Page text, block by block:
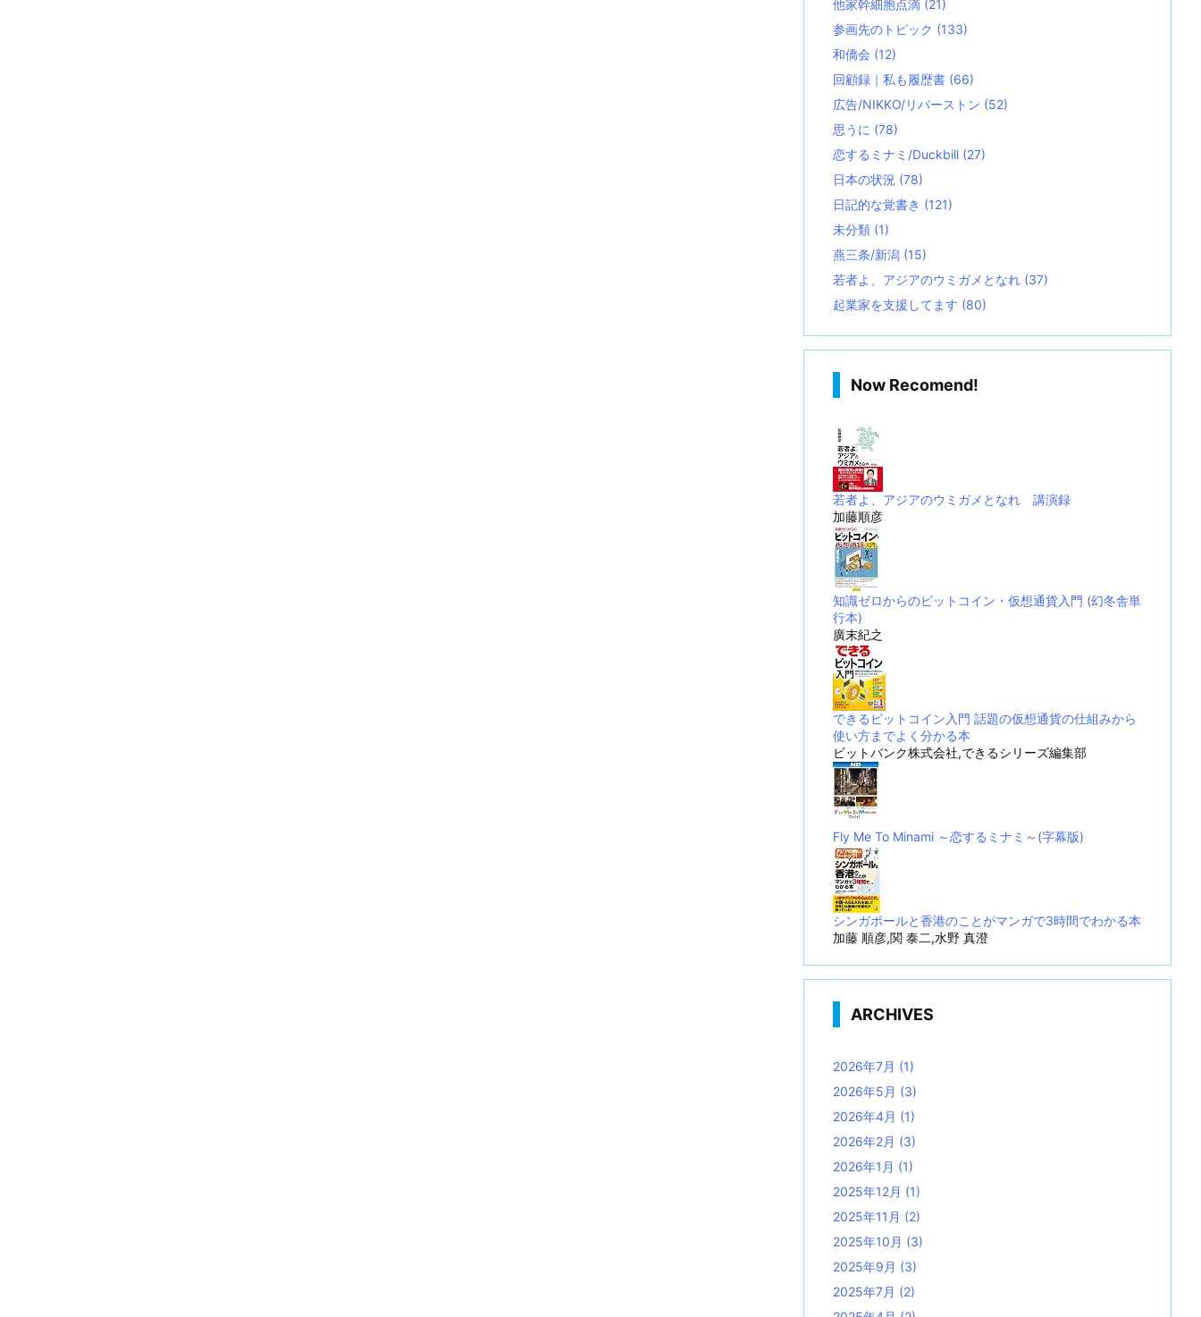
他家幹細胞点滴 (21)
参画先のトピック (133)
和僑会 (12)
回顧録｜私も履歴書 (66)
広告/NIKKO/リバーストン (52)
思うに (78)
恋するミナミ/Duckbill (27)
日本の状況 (78)
日記的な覚書き (121)
未分類 (1)
燕三条/新潟 (15)
若者よ、アジアのウミガメとなれ (37)
起業家を支援してます (80)
Now Recomend!
若者よ、アジアのウミガメとなれ 講演録
加藤順彦
知識ゼロからのビットコイン・仮想通貨入門 (幻冬舎単
行本)
廣末紀之
できるビットコイン入門 話題の仮想通貨の仕組みから
使い方までよく分かる本
ビットバンク株式会社,できるシリーズ編集部
Fly Me To Minami ～恋するミナミ～(字幕版)
シンガポールと香港のことがマンガで3時間でわかる本
加藤 順彦,関 泰二,水野 真澄
ARCHIVES
2026年7月 (1)
2026年5月 (3)
2026年4月 (1)
2026年2月 (3)
2026年1月 (1)
2025年12月 (1)
2025年11月 (2)
2025年10月 (3)
2025年9月 (3)
2025年7月 (2)